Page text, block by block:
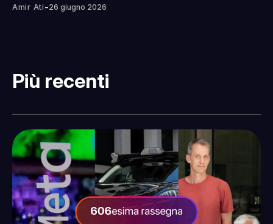
Amir Ati -26 giugno 2026
Più recenti